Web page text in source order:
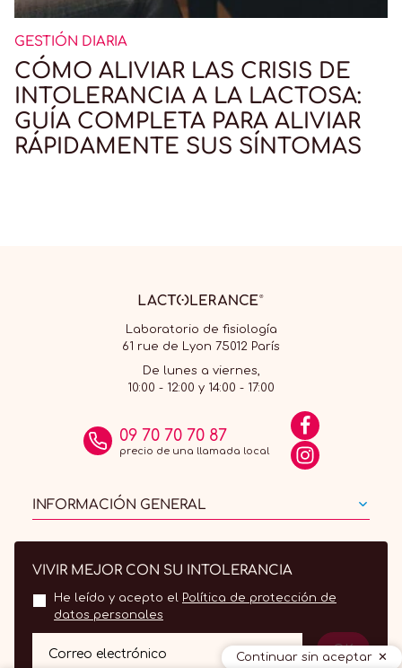
GESTIÓN DIARIA
CÓMO ALIVIAR LAS CRISIS DE
INTOLERANCIA A LA LACTOSA:
GUÍA COMPLETA PARA ALIVIAR
RÁPIDAMENTE SUS SÍNTOMAS
Laboratorio de fisiología
61 rue de Lyon 75012 París
De lunes a viernes,
10:00 - 12:00 y 14:00 - 17:00
09 70 70 70 87
precio de una llamada local
INFORMACIÓN GENERAL
VIVIR MEJOR CON SU INTOLERANCIA
He leído y acepto el Política de protección de
datos personales
Correo electrónico OK
Continuar sin aceptar